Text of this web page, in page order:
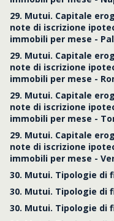
29. Mutui. Capitale
note di iscrizione
immobili per mese -
29. Mutui. Capitale
note di iscrizione
immobili per mese -
29. Mutui. Capitale
note di iscrizione
immobili per mese -
29. Mutui. Capitale
note di iscrizione
immobili per mese -
30. Mutui. Tipologie di
30. Mutui. Tipologie di
30. Mutui. Tipologie di